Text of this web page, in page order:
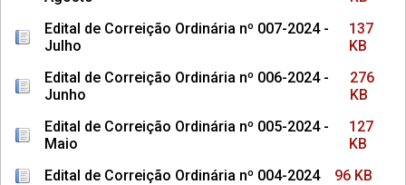
Edital de Correição Ordinária nº 007-2024 -
Julho
137
KB
Edital de Correição Ordinária nº 006-2024 -
Junho
276
KB
Edital de Correição Ordinária nº 005-2024 -
Maio
127
KB
Edital de Correição Ordinária nº 004-2024
96 KB